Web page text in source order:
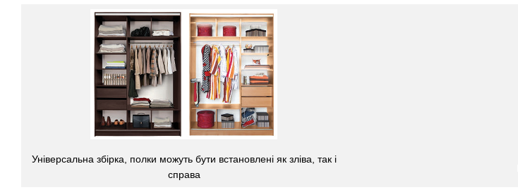
Універсальна збірка, полки можуть бути встановлені як зліва, так і
справа